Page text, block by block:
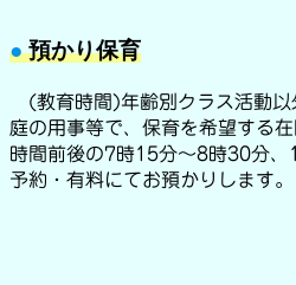
●預かり保育
(教育時間)年齢別クラス活動以
庭の用事等で、保育を希望する
時間前後の7時15分～8時30分
予約・有料にてお預かりします。